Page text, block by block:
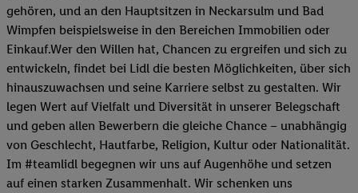
gehören, und an den Hauptsitzen in Neckarsulm und Bad
Wimpfen beispielsweise in den Bereichen Immobilien oder
Einkauf.Wer den Willen hat, Chancen zu ergreifen und sich zu
entwickeln, findet bei Lidl die besten Möglichkeiten, über sich
hinauszuwachsen und seine Karriere selbst zu gestalten. Wir
legen Wert auf Vielfalt und Diversität in unserer Belegschaft
und geben allen Bewerbern die gleiche Chance – unabhängig
von Geschlecht, Hautfarbe, Religion, Kultur oder Nationalität.
Im #teamlidl begegnen wir uns auf Augenhöhe und setzen
auf einen starken Zusammenhalt. Wir schenken uns